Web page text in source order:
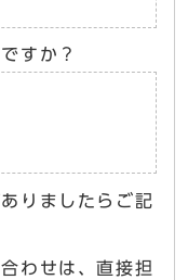
すか？
りましたらご記
わせは、直接担